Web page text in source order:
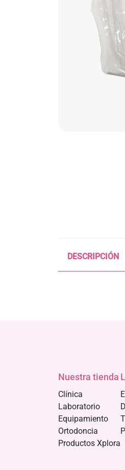
DESCRIPCIÓN
Nuestra tienda
Clínica
Laboratorio
Equipamiento
Ortodoncia
Productos Xplora